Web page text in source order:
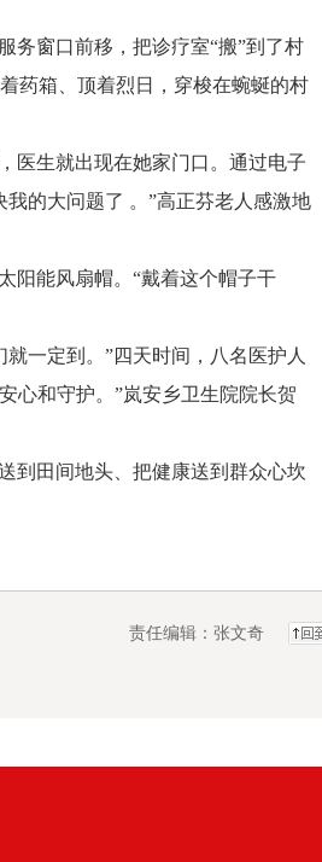
窗口前移，把诊疗室“搬”到了村
药箱、顶着烈日，穿梭在蜿蜒的村
生就出现在她家门口。通过电子
的大问题了 。”高正芬老人感激地
能风扇帽。“戴着这个帽子干
一定到。”四天时间，八名医护人
心和守护。”岚安乡卫生院院长贺
田间地头、把健康送到群众心坎
责任编辑：张文奇